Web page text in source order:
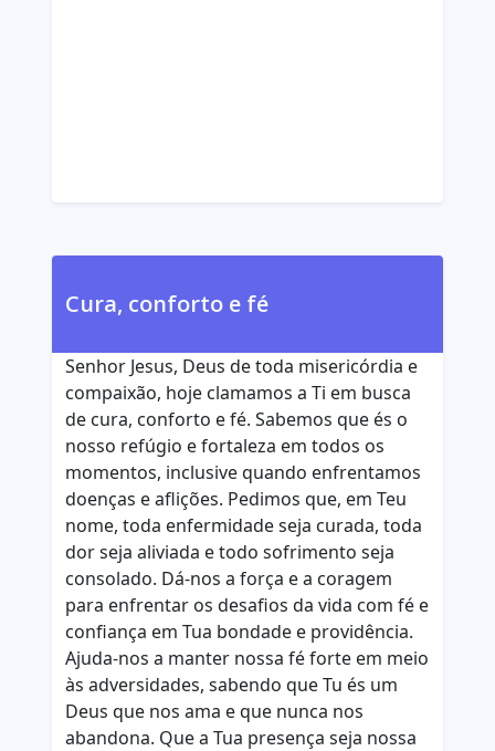
Cura, conforto e fé
Senhor Jesus, Deus de toda misericórdia e
compaixão, hoje clamamos a Ti em busca
de cura, conforto e fé. Sabemos que és o
nosso refúgio e fortaleza em todos os
momentos, inclusive quando enfrentamos
doenças e aflições. Pedimos que, em Teu
nome, toda enfermidade seja curada, toda
dor seja aliviada e todo sofrimento seja
consolado. Dá-nos a força e a coragem
para enfrentar os desafios da vida com fé e
confiança em Tua bondade e providência.
Ajuda-nos a manter nossa fé forte em meio
às adversidades, sabendo que Tu és um
Deus que nos ama e que nunca nos
abandona. Que a Tua presença seja nossa